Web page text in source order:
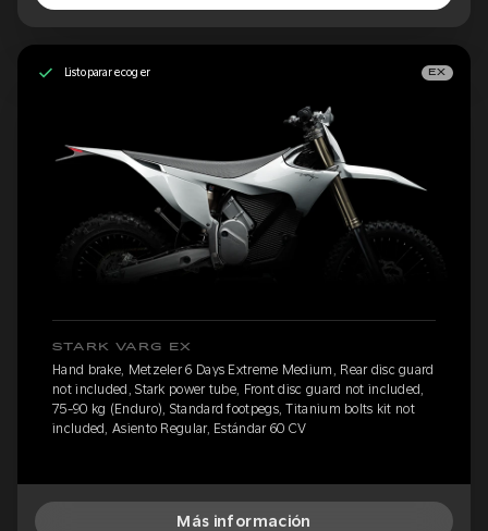
Listo para recoger EX
STARK VARG EX
Hand brake, Metzeler 6 Days Extreme Medium, Rear disc guard
not included, Stark power tube, Front disc guard not included,
75-90 kg (Enduro), Standard footpegs, Titanium bolts kit not
included, Asiento Regular, Estándar 60 CV
Más información